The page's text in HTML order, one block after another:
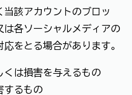
該アカウントのブロッ
は各ソーシャルメディアの
をとる場合があります。
は損害を与えるもの
するもの